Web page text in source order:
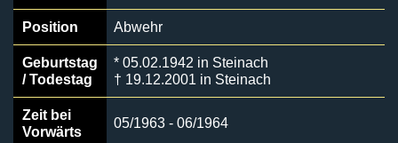
Position Abwehr
Geburtstag
/ Todestag
* 05.02.1942 in Steinach
† 19.12.2001 in Steinach
Zeit bei
Vorwärts
05/1963 - 06/1964